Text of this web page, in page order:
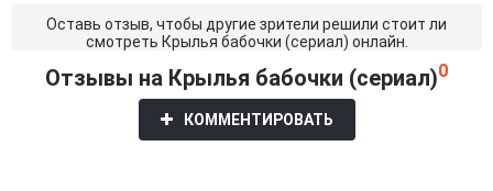
Оставь отзыв, чтобы другие зрители решили стоит ли
смотреть Крылья бабочки (сериал) онлайн.
Отзывы на Крылья бабочки (сериал)0
КОММЕНТИРОВАТЬ